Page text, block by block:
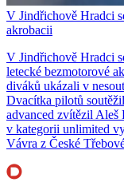
V Jindřichově Hradci
akrobacii
V Jindřichově Hradci
letecké bezmotorové
diváků ukázali v
Dvacítka pilotů
advanced zvítězil Aleš
v kategorii unlimited
Vávra z České